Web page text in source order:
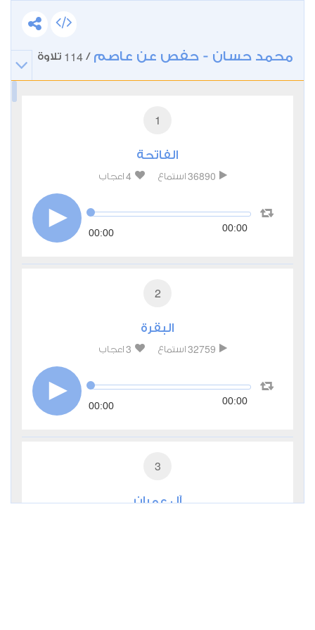
محمد حسان - حفص عن عاصم /
114 تلاوة
1
الفاتحة
36890 استماع 4 اعجاب
00:00 00:00
2
البقرة
32759 استماع 3 اعجاب
00:00 00:00
3
آل عمران